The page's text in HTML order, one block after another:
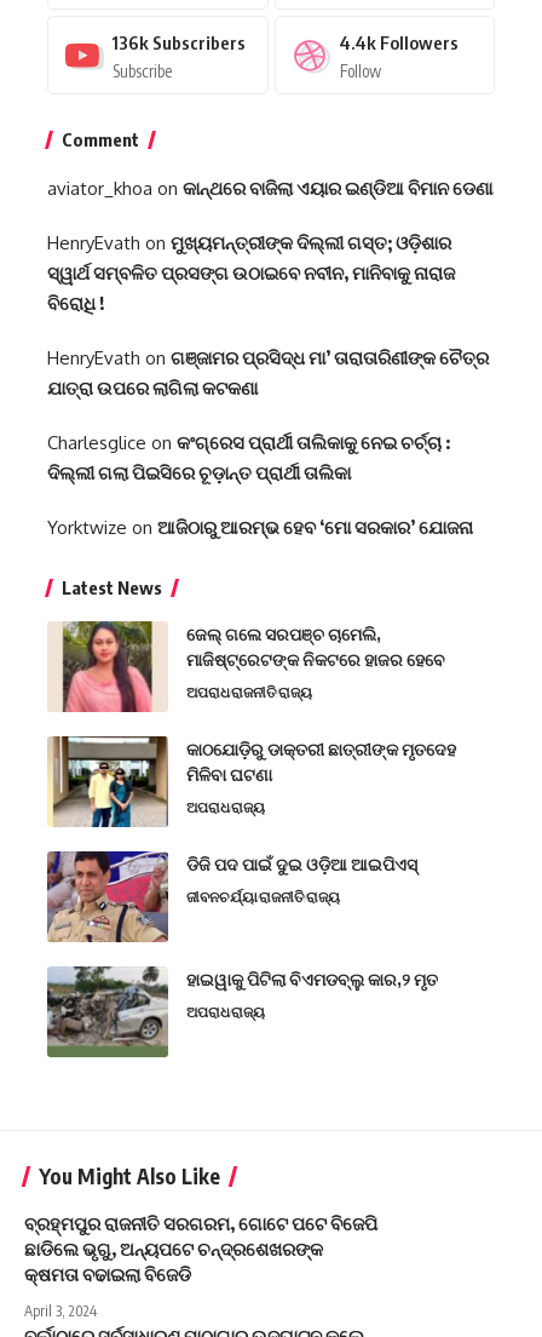
136k Subscribers
Subscribe
4.4k Followers
Follow
Comment
aviator_khoa on କାନ୍ଥରେ ବାଜିଲା ଏୟାର ଇଣ୍ଡିଆ ବିମାନ ଡେଣା
HenryEvath on ମୁଖ୍ୟମନ୍ତ୍ରୀଙ୍କ ଦିଲ୍ଲୀ ଗସ୍ତ; ଓଡ଼ିଶାର
ସ୍ୱାର୍ଥ ସମ୍ବଳିତ ପ୍ରସଙ୍ଗ ଉଠାଇବେ ନବୀନ, ମାନିବାକୁ ନାରାଜ
ବିରୋଧି !
HenryEvath on ଗଞ୍ଜାମର ପ୍ରସିଦ୍ଧ ମା’ ତାରାତାରିଣୀଙ୍କ ଚୈତ୍ର
ଯାତ୍ରା ଉପରେ ଲାଗିଲା କଟକଣା
Charlesglice on କଂଗ୍ରେସ ପ୍ରାର୍ଥୀ ତାଲିକାକୁ ନେଇ ଚର୍ଚ୍ଚା :
ଦିଲ୍ଲୀ ଗଲା ପିଇସିରେ ଚୂଡ଼ାନ୍ତ ପ୍ରାର୍ଥୀ ତାଲିକା
Yorktwize on ଆଜିଠାରୁ ଆରମ୍ଭ ହେବ ‘ମୋ ସରକାର’ ଯୋଜନା
Latest News
ଜେଲ୍ ଗଲେ ସରପଞ୍ଚ ଚାମେଲି,
ମାଜିଷ୍ଟ୍ରେଟଙ୍କ ନିକଟରେ ହାଜର ହେବେ
ଅପରାଧରାଜନୀତିରାଜ୍ୟ
କାଠଯୋଡ଼ିରୁ ଡାକ୍ତରୀ ଛାତ୍ରୀଙ୍କ ମୃତଦେହ
ମିଳିବା ଘଟଣା
ଅପରାଧରାଜ୍ୟ
ଡିଜି ପଦ ପାଇଁ ଦୁଇ ଓଡ଼ିଆ ଆଇପିଏସ୍
ଜୀବନଚର୍ଯ୍ୟାରାଜନୀତିରାଜ୍ୟ
ହାଇୱାକୁ ପିଟିଲା ବିଏମଡବ୍ଲୁ କାର,୨ ମୃତ
ଅପରାଧରାଜ୍ୟ
You Might Also Like
ବ୍ରହ୍ମପୁର ରାଜନୀତି ସରଗରମ, ଗୋଟେ ପଟେ ବିଜେପି
ଛାଡିଲେ ଭୃଗୁ, ଅନ୍ୟପଟେ ଚନ୍ଦ୍ରଶେଖରଙ୍କ
କ୍ଷମତା ବଢାଇଲା ବିଜେଡି
April 3, 2024